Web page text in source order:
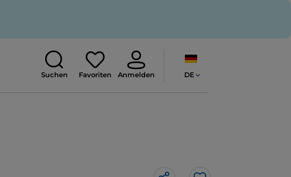
Suchen Favoriten Anmelden DE